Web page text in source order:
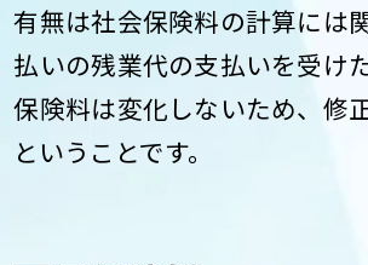
有無は社会保険料の計算には
払いの残業代の支払いを受け
保険料は変化しないため、修
ということです。